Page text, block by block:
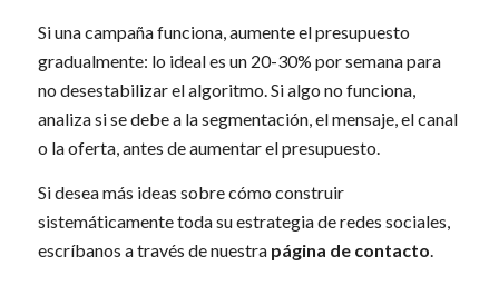
Si una campaña funciona, aumente el presupuesto
gradualmente: lo ideal es un 20-30% por semana para
no desestabilizar el algoritmo. Si algo no funciona,
analiza si se debe a la segmentación, el mensaje, el canal
o la oferta, antes de aumentar el presupuesto.
Si desea más ideas sobre cómo construir
sistemáticamente toda su estrategia de redes sociales,
escríbanos a través de nuestra página de contacto